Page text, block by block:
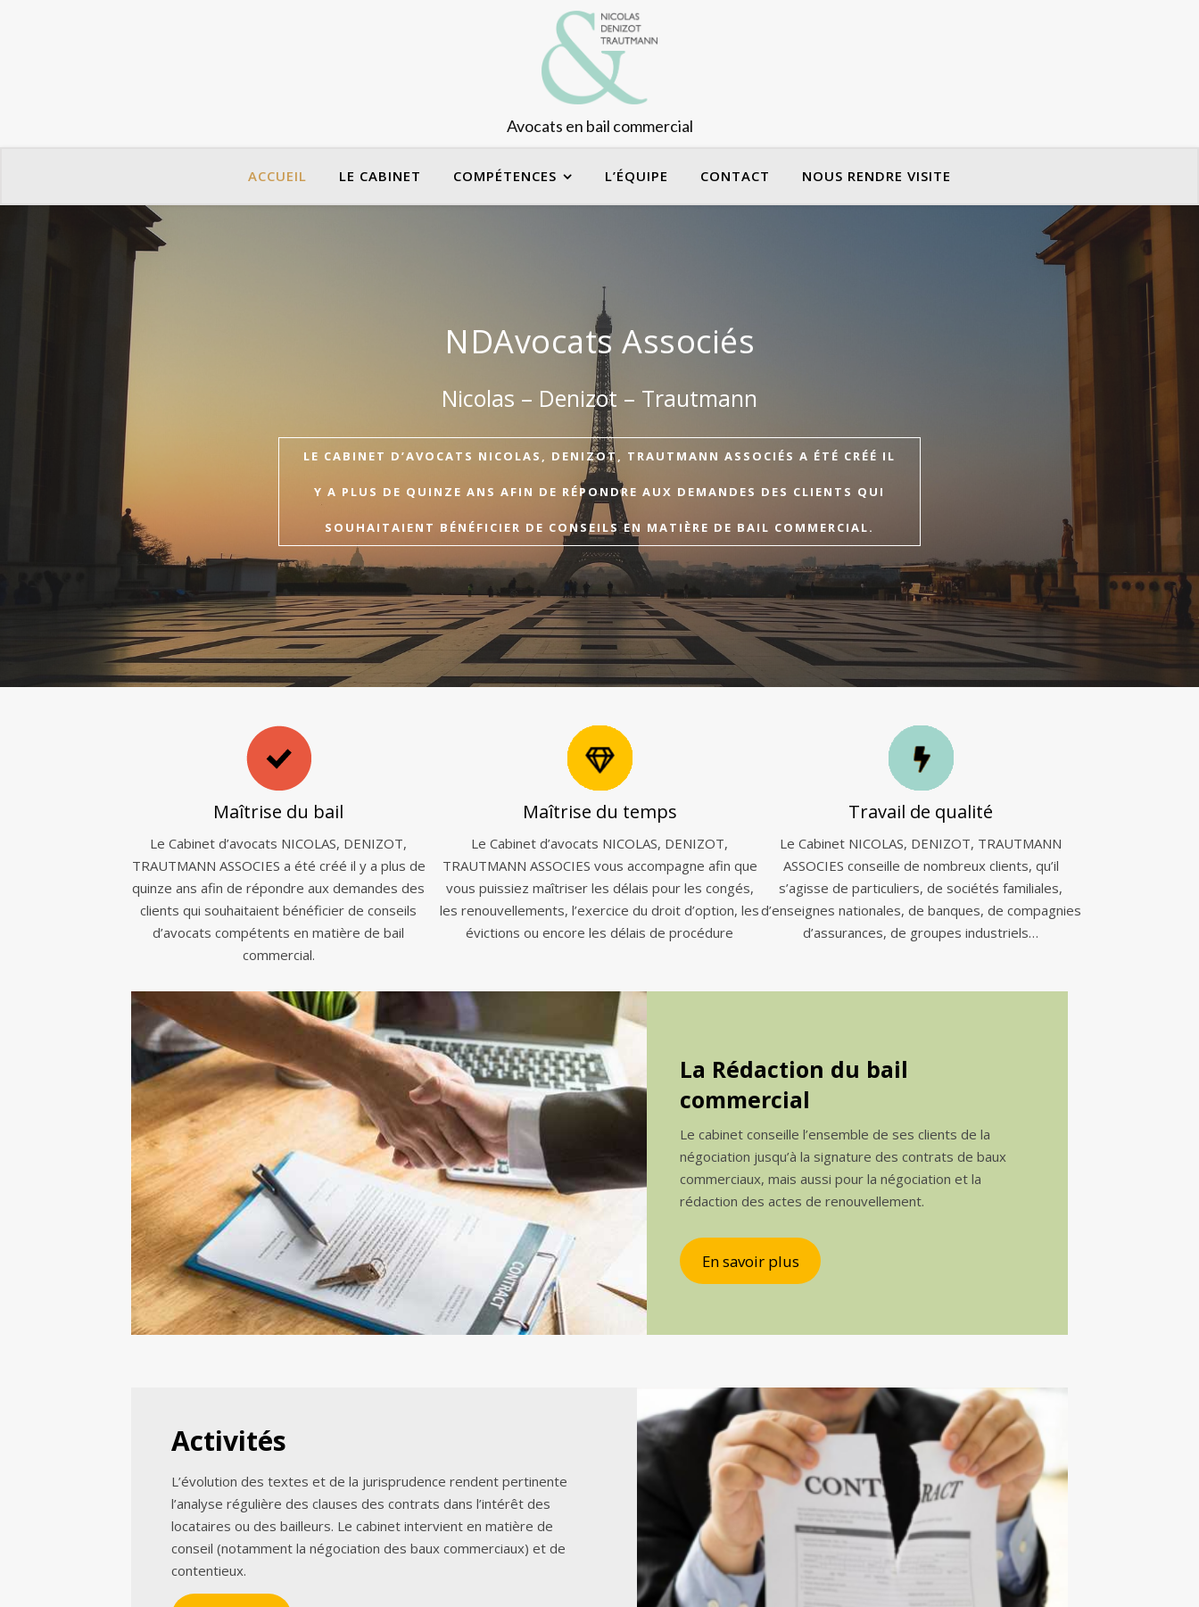
Avocats en bail commercial
ACCUEIL LE CABINET COMPÉTENCES L’ÉQUIPE CONTACT NOUS RENDRE VISITE
NDAvocats Associés
Nicolas – Denizot – Trautmann
LE CABINET D’AVOCATS NICOLAS, DENIZOT, TRAUTMANN ASSOCIÉS A ÉTÉ CRÉÉ IL
Y A PLUS DE QUINZE ANS AFIN DE RÉPONDRE AUX DEMANDES DES CLIENTS QUI
SOUHAITAIENT BÉNÉFICIER DE CONSEILS EN MATIÈRE DE BAIL COMMERCIAL.
Maîtrise du bail
Le Cabinet d’avocats NICOLAS, DENIZOT,
TRAUTMANN ASSOCIES a été créé il y a plus de
quinze ans afin de répondre aux demandes des
clients qui souhaitaient bénéficier de conseils
d’avocats compétents en matière de bail
commercial.
Maîtrise du temps
Le Cabinet d’avocats NICOLAS, DENIZOT,
TRAUTMANN ASSOCIES vous accompagne afin que
vous puissiez maîtriser les délais pour les congés,
les renouvellements, l’exercice du droit d’option, les
évictions ou encore les délais de procédure
Travail de qualité
Le Cabinet NICOLAS, DENIZOT, TRAUTMANN
ASSOCIES conseille de nombreux clients, qu’il
s’agisse de particuliers, de sociétés familiales,
d’enseignes nationales, de banques, de compagnies
d’assurances, de groupes industriels…
La Rédaction du bail
commercial
Le cabinet conseille l’ensemble de ses clients de la
négociation jusqu’à la signature des contrats de baux
commerciaux, mais aussi pour la négociation et la
rédaction des actes de renouvellement.
En savoir plus
Activités
L’évolution des textes et de la jurisprudence rendent pertinente
l’analyse régulière des clauses des contrats dans l’intérêt des
locataires ou des bailleurs. Le cabinet intervient en matière de
conseil (notamment la négociation des baux commerciaux) et de
contentieux.